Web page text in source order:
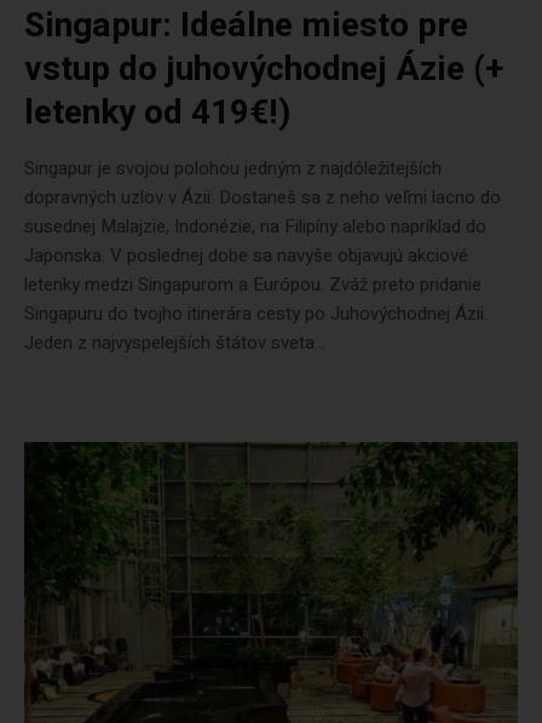
Singapur: Ideálne miesto pre
vstup do juhovýchodnej Ázie (+
letenky od 419€!)
Singapur je svojou polohou jedným z najdôležitejších
dopravných uzlov v Ázii. Dostaneš sa z neho veľmi lacno do
susednej Malajzie, Indonézie, na Filipíny alebo napríklad do
Japonska. V poslednej dobe sa navyše objavujú akciové
letenky medzi Singapurom a Európou. Zváž preto pridanie
Singapuru do tvojho itinerára cesty po Juhovýchodnej Ázii.
Jeden z najvyspelejších štátov sveta...